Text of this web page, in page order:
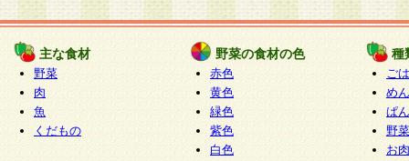
主な食材
野菜
肉
魚
くだもの
野菜の食材の色
赤色
黄色
緑色
紫色
白色
種
ご
めん
ぱん
野
お